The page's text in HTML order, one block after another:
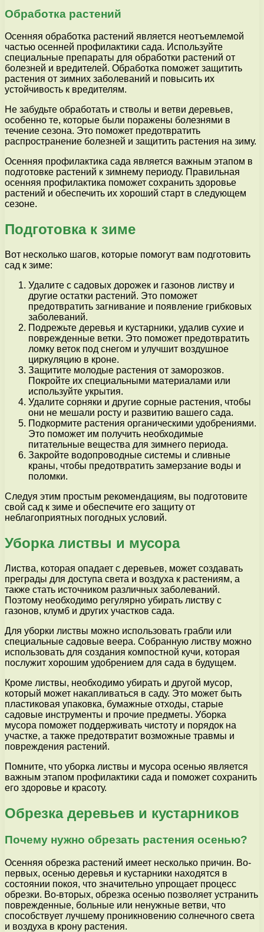
Обработка растений
Осенняя обработка растений является неотъемлемой
частью осенней профилактики сада. Используйте
специальные препараты для обработки растений от
болезней и вредителей. Обработка поможет защитить
растения от зимних заболеваний и повысить их
устойчивость к вредителям.
Не забудьте обработать и стволы и ветви деревьев,
особенно те, которые были поражены болезнями в
течение сезона. Это поможет предотвратить
распространение болезней и защитить растения на зиму.
Осенняя профилактика сада является важным этапом в
подготовке растений к зимнему периоду. Правильная
осенняя профилактика поможет сохранить здоровье
растений и обеспечить их хороший старт в следующем
сезоне.
Подготовка к зиме
Вот несколько шагов, которые помогут вам подготовить
сад к зиме:
Удалите с садовых дорожек и газонов листву и
другие остатки растений. Это поможет
предотвратить загнивание и появление грибковых
заболеваний.
Подрежьте деревья и кустарники, удалив сухие и
поврежденные ветки. Это поможет предотвратить
ломку веток под снегом и улучшит воздушное
циркуляцию в кроне.
Защитите молодые растения от заморозков.
Покройте их специальными материалами или
используйте укрытия.
Удалите сорняки и другие сорные растения, чтобы
они не мешали росту и развитию вашего сада.
Подкормите растения органическими удобрениями.
Это поможет им получить необходимые
питательные вещества для зимнего периода.
Закройте водопроводные системы и сливные
краны, чтобы предотвратить замерзание воды и
поломки.
Следуя этим простым рекомендациям, вы подготовите
свой сад к зиме и обеспечите его защиту от
неблагоприятных погодных условий.
Уборка листвы и мусора
Листва, которая опадает с деревьев, может создавать
преграды для доступа света и воздуха к растениям, а
также стать источником различных заболеваний.
Поэтому необходимо регулярно убирать листву с
газонов, клумб и других участков сада.
Для уборки листвы можно использовать грабли или
специальные садовые веера. Собранную листву можно
использовать для создания компостной кучи, которая
послужит хорошим удобрением для сада в будущем.
Кроме листвы, необходимо убирать и другой мусор,
который может накапливаться в саду. Это может быть
пластиковая упаковка, бумажные отходы, старые
садовые инструменты и прочие предметы. Уборка
мусора поможет поддерживать чистоту и порядок на
участке, а также предотвратит возможные травмы и
повреждения растений.
Помните, что уборка листвы и мусора осенью является
важным этапом профилактики сада и поможет сохранить
его здоровье и красоту.
Обрезка деревьев и кустарников
Почему нужно обрезать растения осенью?
Осенняя обрезка растений имеет несколько причин. Во-
первых, осенью деревья и кустарники находятся в
состоянии покоя, что значительно упрощает процесс
обрезки. Во-вторых, обрезка осенью позволяет устранить
поврежденные, больные или ненужные ветви, что
способствует лучшему проникновению солнечного света
и воздуха в крону растения.